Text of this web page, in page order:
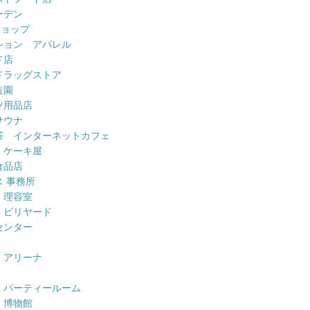
デン
ップ
ョン アパレル
店
ッグストア
用品店
ナ
インターネットカフェ
ーキ屋
品店
事務所
容室
リヤード
ンター
リーナ
ーティールーム
物館